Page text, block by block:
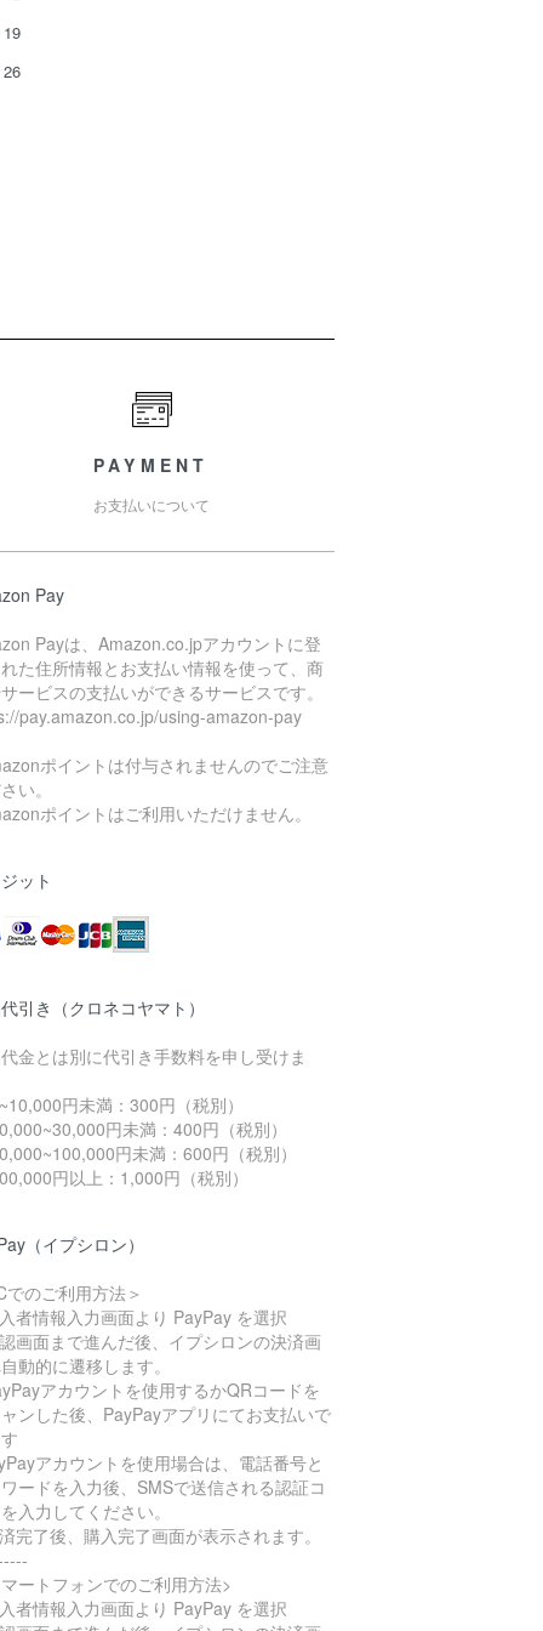
19
26
PAYMENT
お支払いについて
Pay
Payは、Amazon.co.jpアカウントに登
た住所情報とお支払い情報を使って、商
ービスの支払いができるサービスです。
pay.amazon.co.jp/using-amazon-pay
ポイントは付与されませんのでご注意
い。
ポイントはご利用いただけません。
ット
引き（クロネコヤマト）
金とは別に代引き手数料を申し受けま
円未満：300円（税別）
円未満：400円（税別）
円未満：600円（税別）
円以上：1,000円（税別）
（イプシロン）
でのご利用方法＞
者情報入力画面より PayPay を選択
画面まで進んだ後、イプシロンの決済画
動的に遷移します。
アカウントを使用するかQRコードを
ンした後、PayPayアプリにてお支払いで
アカウントを使用場合は、電話番号と
ードを入力後、SMSで送信される認証コ
入力してください。
完了後、購入完了画面が表示されます。
マートフォンでのご利用方法>
者情報入力画面より PayPay を選択